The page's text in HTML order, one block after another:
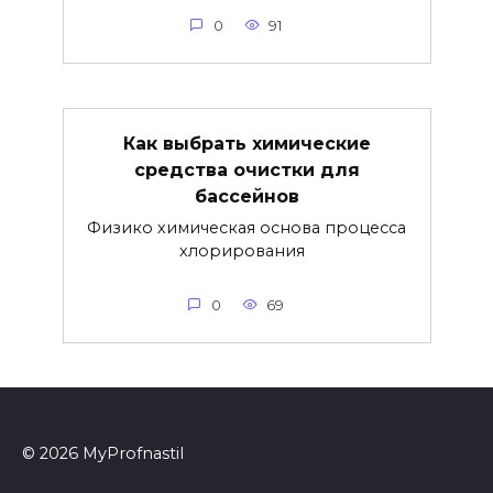
0 91
Как выбрать химические
средства очистки для
бассейнов
Физико химическая основа процесса
хлорирования
0 69
© 2026 MyProfnastil